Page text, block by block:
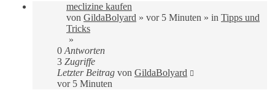
meclizine kaufen
von GildaBolyard » vor 5 Minuten » in Tipps und
Tricks
»
0 Antworten
3 Zugriffe
Letzter Beitrag von GildaBolyard
vor 5 Minuten